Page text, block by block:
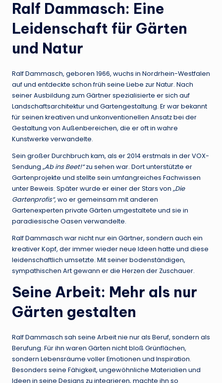
Ralf Dammasch: Eine
Leidenschaft für Gärten
und Natur
Ralf Dammasch, geboren 1966, wuchs in Nordrhein-Westfalen
auf und entdeckte schon früh seine Liebe zur Natur. Nach
seiner Ausbildung zum Gärtner spezialisierte er sich auf
Landschaftsarchitektur und Gartengestaltung. Er war bekannt
für seinen kreativen und unkonventionellen Ansatz bei der
Gestaltung von Außenbereichen, die er oft in wahre
Kunstwerke verwandelte.
Sein großer Durchbruch kam, als er 2014 erstmals in der VOX-
Sendung „Ab ins Beet!“zu sehen war. Dort unterstützte er
Gartenprojekte und stellte sein umfangreiches Fachwissen
unter Beweis. Später wurde er einer der Stars von „Die
Gartenprofis“, wo er gemeinsam mit anderen
Gartenexperten private Gärten umgestaltete und sie in
paradiesische Oasen verwandelte.
Ralf Dammasch war nicht nur ein Gärtner, sondern auch ein
kreativer Kopf, der immer wieder neue Ideen hatte und diese
leidenschaftlich umsetzte. Mit seiner bodenständigen,
sympathischen Art gewann er die Herzen der Zuschauer.
Seine Arbeit: Mehr als nur
Gärten gestalten
Ralf Dammasch sah seine Arbeit nie nur als Beruf, sondern als
Berufung. Für ihn waren Gärten nicht bloß Grünflächen,
sondern Lebensräume voller Emotionen und Inspiration.
Besonders seine Fähigkeit, ungewöhnliche Materialien und
Ideen in seine Designs zu integrieren, machte ihn so